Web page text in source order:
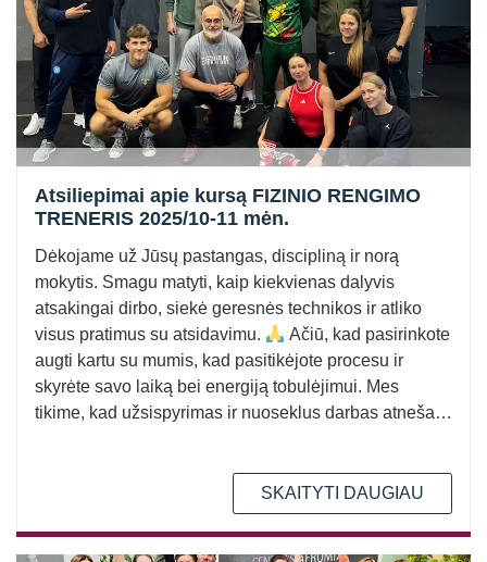
Atsiliepimai apie kursą FIZINIO RENGIMO
TRENERIS 2025/10-11 mėn.
Dėkojame už Jūsų pastangas, discipliną ir norą
mokytis. Smagu matyti, kaip kiekvienas dalyvis
atsakingai dirbo, siekė geresnės technikos ir atliko
visus pratimus su atsidavimu.
Ačiū, kad pasirinkote
augti kartu su mumis, kad pasitikėjote procesu ir
skyrėte savo laiką bei energiją tobulėjimui. Mes
tikime, kad užsispyrimas ir nuoseklus darbas atneša…
SKAITYTI DAUGIAU